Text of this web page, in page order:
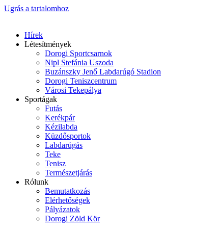
Ugrás a tartalomhoz
Hírek
Létesítmények
Dorogi Sportcsarnok
Nipl Stefánia Uszoda
Buzánszky Jenő Labdarúgó Stadion
Dorogi Teniszcentrum
Városi Tekepálya
Sportágak
Futás
Kerékpár
Kézilabda
Küzdősportok
Labdarúgás
Teke
Tenisz
Természetjárás
Rólunk
Bemutatkozás
Elérhetőségek
Pályázatok
Dorogi Zöld Kör